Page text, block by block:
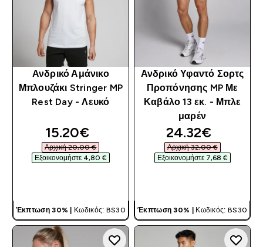
Ανδρικό Αμάνικο
Μπλουζάκι Stringer MP
Rest Day - Λευκό
discounted price
15.20€‎
Αρχική 20,00 €‎
Εξοικονομήστε 4,80 €‎
Έκπτωση 30% | Κωδικός: BS30
Ανδρικό Υφαντό Σορτς
Προπόνησης MP Με
Καβάλο 13 εκ. - Μπλε
μαρέν
discounted
24.32€‎
Αρχική 32,00 €‎
Εξοικονομήστε 7,68 €‎
Έκπτωση 30% | Κωδικός: BS30